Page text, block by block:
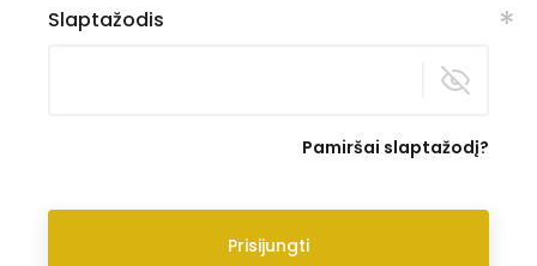
Slaptažodis *
Pamiršai slaptažodį?
Prisijungti